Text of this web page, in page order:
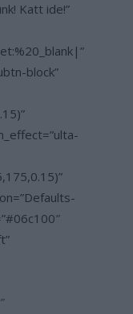
Katt ide!”
block”